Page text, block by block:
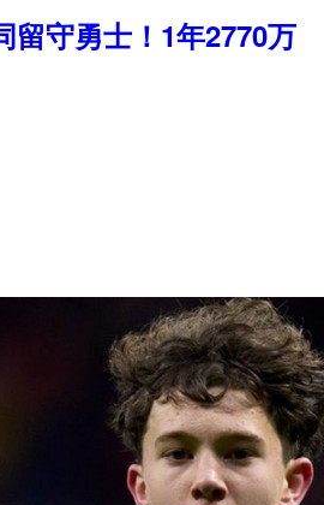
留守勇士！1年2770万